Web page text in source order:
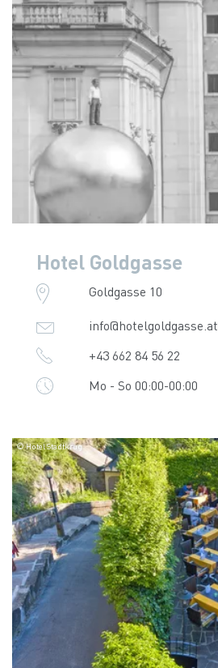
Hotel Goldgasse
Goldgasse 10
info@hotelgoldgasse.at
+43 662 84 56 22
Mo - So 00:00-00:00
© Hotel Stadtkrug